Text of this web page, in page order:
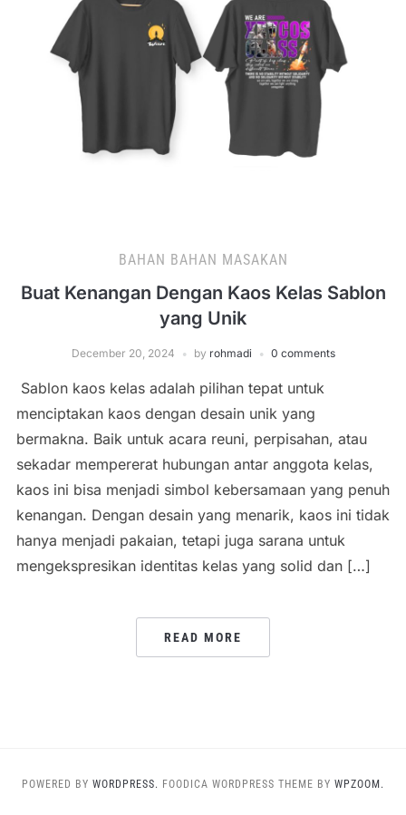
BAHAN BAHAN MASAKAN
Buat Kenangan Dengan Kaos Kelas Sablon
yang Unik
December 20, 2024 by rohmadi 0 comments
Sablon kaos kelas adalah pilihan tepat untuk
menciptakan kaos dengan desain unik yang
bermakna. Baik untuk acara reuni, perpisahan, atau
sekadar mempererat hubungan antar anggota kelas,
kaos ini bisa menjadi simbol kebersamaan yang penuh
kenangan. Dengan desain yang menarik, kaos ini tidak
hanya menjadi pakaian, tetapi juga sarana untuk
mengekspresikan identitas kelas yang solid dan […]
READ MORE
POWERED BY WORDPRESS. FOODICA WORDPRESS THEME BY WPZOOM.